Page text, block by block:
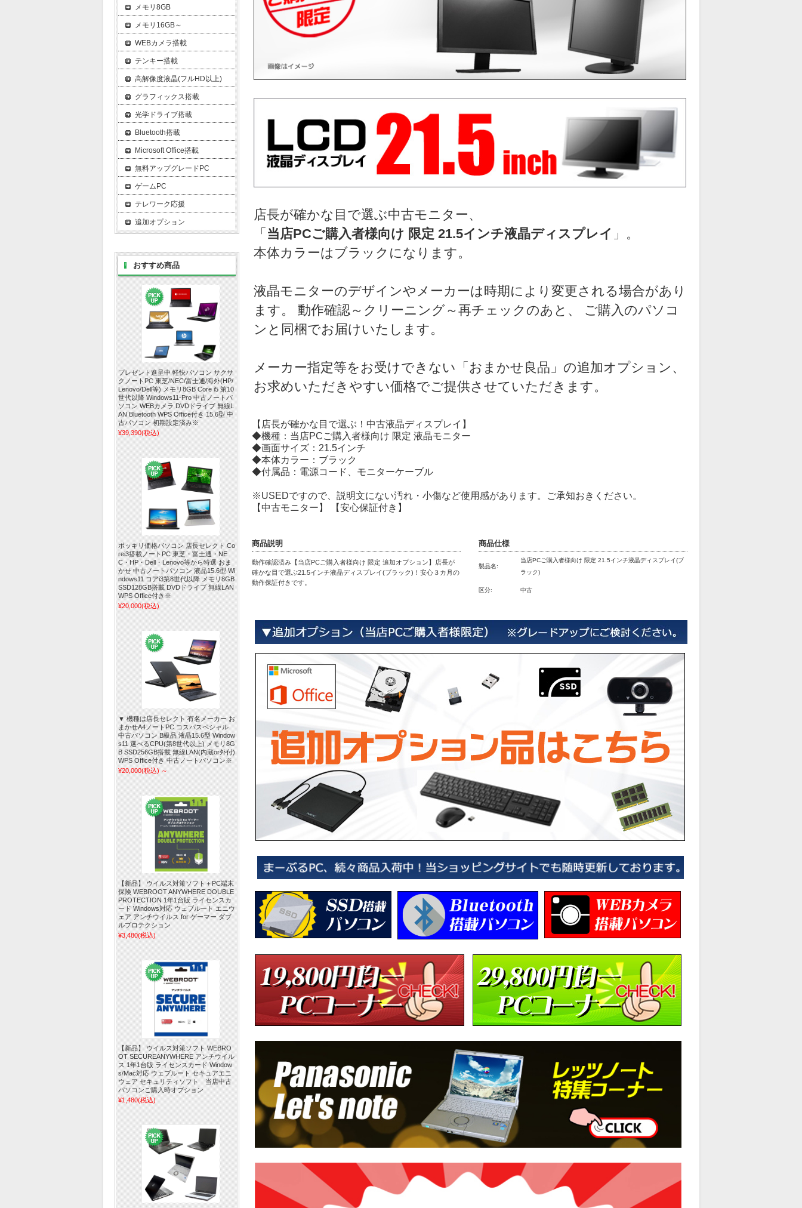
店長が確かな目で選ぶ中古モニター、
「 当店PCご購入者様向け 限定 21.5インチ液晶ディスプレイ 」。
本体カラーはブラックになります。
液晶モニターのデザインやメーカーは時期により変更される場合があり
ます。 動作確認～クリーニング～再チェックのあと、 ご購入のパソコ
ンと同梱でお届けいたします。
メーカー指定等をお受けできない「おまかせ良品」の追加オプション、
お求めいただきやすい価格でご提供させていただきます。
【店長が確かな目で選ぶ！中古液晶ディスプレイ】
◆機種：当店PCご購入者様向け 限定 液晶モニター
◆画面サイズ：21.5インチ
◆本体カラー：ブラック
◆付属品：電源コード、モニターケーブル
※USEDですので、説明文にない汚れ・小傷など使用感があります。ご承知おきください。
【中古モニター】 【安心保証付き】
商品説明
動作確認済み【当店PCご購入者様向け 限定 追加オプション】店長が
確かな目で選ぶ21.5インチ液晶ディスプレイ(ブラック)！安心３カ月の
動作保証付きです。
商品仕様
製品名:
当店PCご購入者様向け 限定 21.5インチ液晶ディスプレイ(ブ
ラック)
区分: 中古
メモリ8GB
メモリ16GB～
WEBカメラ搭載
テンキー搭載
高解像度液晶(フルHD以上)
グラフィックス搭載
光学ドライブ搭載
Bluetooth搭載
Microsoft Office搭載
無料アップグレードPC
ゲームPC
テレワーク応援
追加オプション
おすすめ商品
プレゼント進呈中 軽快パソコン サクサ
クノートPC 東芝/NEC/富士通/海外(HP/
Lenovo/Dell等) メモリ8GB Core i5 第10
世代以降 Windows11-Pro 中古ノートパ
ソコン WEBカメラ DVDドライブ 無線L
AN Bluetooth WPS Office付き 15.6型 中
古パソコン 初期設定済み※
¥39,390(税込)
ポッキリ価格パソコン 店長セレクト Co
rei3搭載ノートPC 東芝・富士通・NE
C・HP・Dell・Lenovo等から特選 おま
かせ 中古ノートパソコン 液晶15.6型 Wi
ndows11 コアi3第8世代以降 メモリ8GB
SSD128GB搭載 DVDドライブ 無線LAN
WPS Office付き※
¥20,000(税込)
▼ 機種は店長セレクト 有名メーカー お
まかせA4ノートPC コスパスペシャル
中古パソコン B級品 液晶15.6型 Window
s11 選べるCPU(第8世代以上) メモリ8G
B SSD256GB搭載 無線LAN(内蔵or外付)
WPS Office付き 中古ノートパソコン※
¥20,000(税込)～
【新品】 ウイルス対策ソフト＋PC端末
保険 WEBROOT ANYWHERE DOUBLE
PROTECTION 1年1台版 ライセンスカ
ード Windows対応 ウェブルート エニウ
ェア アンチウイルス for ゲーマー ダブ
ルプロテクション
¥3,480(税込)
【新品】 ウイルス対策ソフト WEBRO
OT SECUREANYWHERE アンチウイル
ス 1年1台版 ライセンスカード Window
s/Mac対応 ウェブルート セキュアエニ
ウェア セキュリティソフト 当店中古
パソコンご購入時オプション
¥1,480(税込)